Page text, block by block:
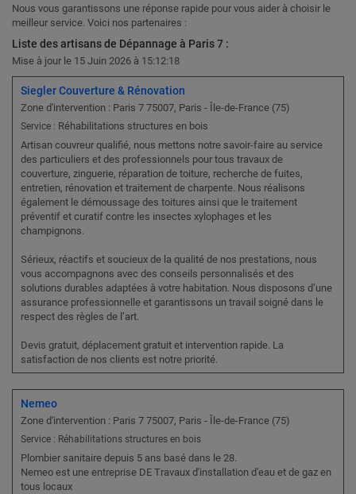
Nous vous garantissons une réponse rapide pour vous aider à choisir le
meilleur service. Voici nos partenaires :
Liste des artisans de Dépannage à Paris 7 :
Mise à jour le 15 Juin 2026 à 15:12:18
Siegler Couverture & Rénovation
Zone d'intervention : Paris 7 75007, Paris - Île-de-France (75)
Service : Réhabilitations structures en bois
Artisan couvreur qualifié, nous mettons notre savoir-faire au service
des particuliers et des professionnels pour tous travaux de
couverture, zinguerie, réparation de toiture, recherche de fuites,
entretien, rénovation et traitement de charpente. Nous réalisons
également le démoussage des toitures ainsi que le traitement
préventif et curatif contre les insectes xylophages et les
champignons.
Sérieux, réactifs et soucieux de la qualité de nos prestations, nous
vous accompagnons avec des conseils personnalisés et des
solutions durables adaptées à votre habitation. Nous disposons d’une
assurance professionnelle et garantissons un travail soigné dans le
respect des règles de l’art.
Devis gratuit, déplacement gratuit et intervention rapide. La
satisfaction de nos clients est notre priorité.
Nemeo
Zone d'intervention : Paris 7 75007, Paris - Île-de-France (75)
Service : Réhabilitations structures en bois
Plombier sanitaire depuis 5 ans basé dans le 28.
Nemeo est une entreprise DE Travaux d'installation d'eau et de gaz en
tous locaux